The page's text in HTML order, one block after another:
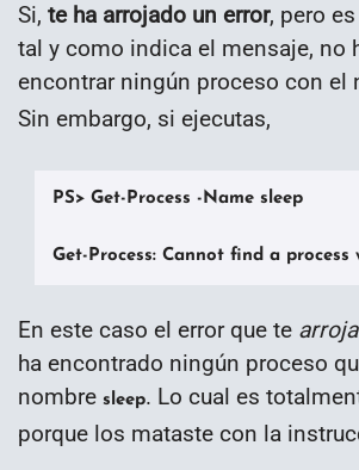
Si, te ha arrojado un error, pero
tal y como indica el mensaje, no
encontrar ningún proceso con el
Sin embargo, si ejecutas,
PS> Get-Process -Name sleep
Get-Process: Cannot find a
En este caso el error que te arroja
ha encontrado ningún proceso
nombre sleep. Lo cual es
porque los mataste con la